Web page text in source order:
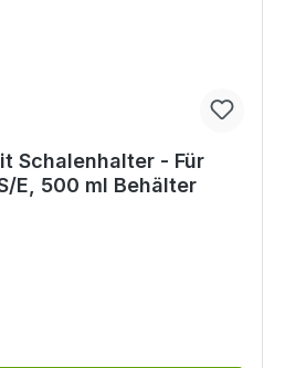
Schalenhalter - Für
E, 500 ml Behälter